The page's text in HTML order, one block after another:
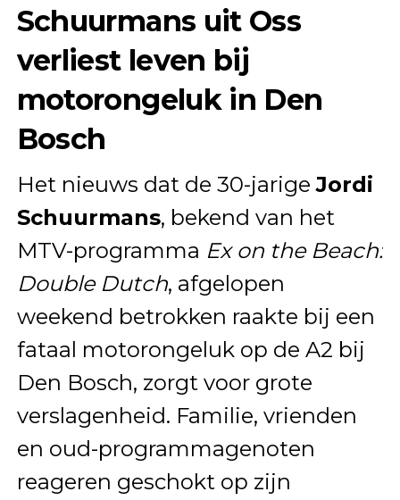
Schuurmans uit Oss
verliest leven bij
motorongeluk in Den
Bosch
Het nieuws dat de 30-jarigeJordi
Schuurmans, bekend van het
MTV-programma Ex on the Beach:
Double Dutch, afgelopen
weekend betrokken raakte bij een
fataal motorongeluk op de A2 bij
Den Bosch, zorgt voor grote
verslagenheid. Familie, vrienden
en oud-programmagenoten
reageren geschokt op zijn